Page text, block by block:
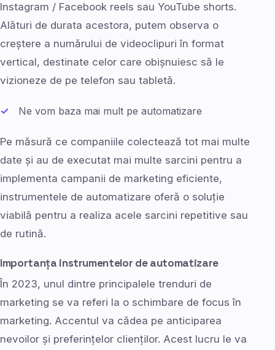
Instagram / Facebook reels sau YouTube shorts.
Alături de durata acestora, putem observa o
creștere a numărului de videoclipuri în format
vertical, destinate celor care obișnuiesc să le
vizioneze de pe telefon sau tabletă.
Ne vom baza mai mult pe automatizare
Pe măsură ce companiile colectează tot mai multe
date și au de executat mai multe sarcini pentru a
implementa campanii de marketing eficiente,
instrumentele de automatizare oferă o soluție
viabilă pentru a realiza acele sarcini repetitive sau
de rutină.
Importanța instrumentelor de automatizare
În 2023, unul dintre principalele trenduri de
marketing se va referi la o schimbare de focus în
marketing. Accentul va cădea pe anticiparea
nevoilor și preferințelor clienților. Acest lucru le va